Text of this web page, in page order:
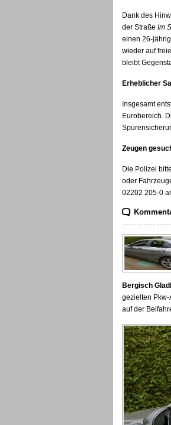
Dank des
der Straße Im
einen 26-
wieder auf
bleibt
Erheblicher
Insgesamt
Eurobereich.
Zeugen
Die Polizei
oder
02202 205-0
Bergisch
gezielten
auf der